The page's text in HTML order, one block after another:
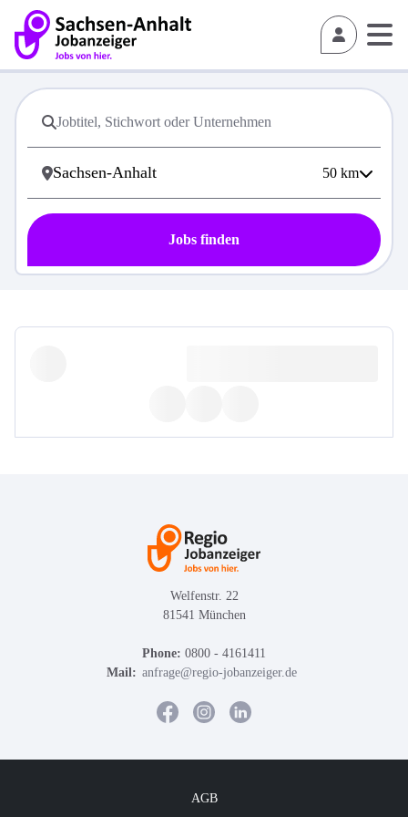
50 km
Jobs finden
Welfenstr. 22
81541 München
Phone: 0800 - 4161411
Mail: anfrage@regio-jobanzeiger.de
AGB